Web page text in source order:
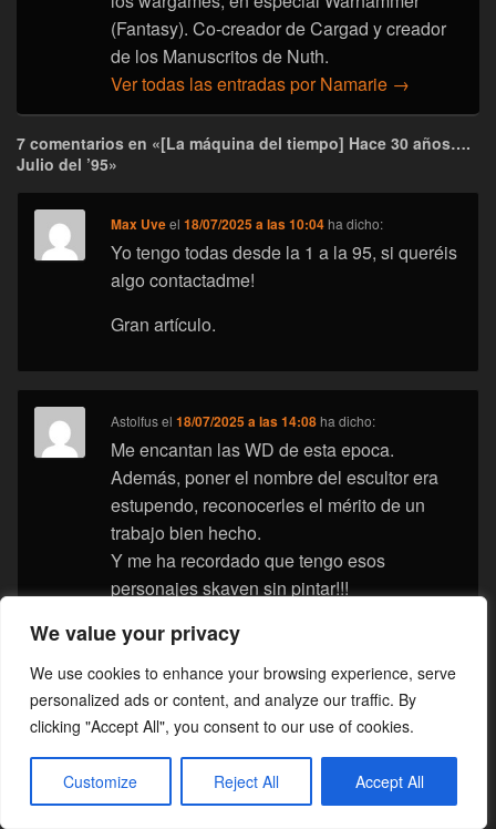
We value your privacy
We use cookies to enhance your browsing experience, serve
personalized ads or content, and analyze our traffic. By
clicking "Accept All", you consent to our use of cookies.
Customize Reject All Accept All
(Fantasy). Co-creador de Cargad y creador
de los Manuscritos de Nuth.
Ver todas las entradas por Namarie →
7 comentarios en «[La máquina del tiempo] Hace 30 años….
Julio del ’95»
Max Uveel18/07/2025 a las 10:04 ha dicho:
Yo tengo todas desde la 1 a la 95, si queréis
algo contactadme!
Gran artículo.
Astolfusel18/07/2025 a las 14:08 ha dicho:
Me encantan las WD de esta epoca.
Además, poner el nombre del escultor era
estupendo, reconocerles el mérito de un
trabajo bien hecho.
Y me ha recordado que tengo esos
personajes skaven sin pintar!!!
Aecio el 18/07/2025 a las 15:37ha dicho:
A lo mejor les ponían el nombre a los
escultores xq en aquella época cobraban a
más tarde de esa época cuando cambiaron